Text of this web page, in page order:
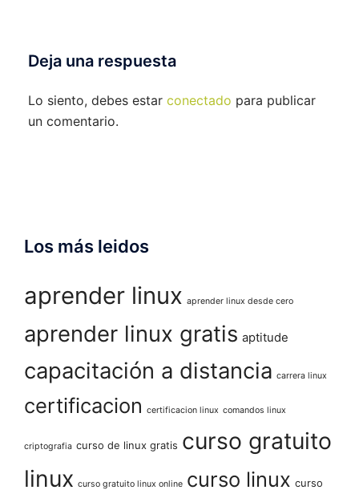
Deja una respuesta
Lo siento, debes estar conectado para publicar
un comentario.
Los más leidos
aprender linux aprender linux desde cero
aprender linux gratis aptitude
capacitación a distancia carrera linux
certificacion certificacion linux comandos linux
criptografia curso de linux gratis curso gratuito
linux curso gratuito linux online curso linux curso